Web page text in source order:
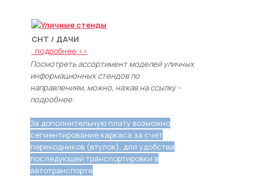
СНТ / ДАЧИ
подробнее >>
Посмотреть ассортимент моделей уличных
информационных стендов по
направлениям, можно, нажав на ссылку -
подробнее.
За дополнительную плату возможно
сегментирование каркаса за счет
переходников (втулок), для удобства
последующей транспортировки в
автотранспорте